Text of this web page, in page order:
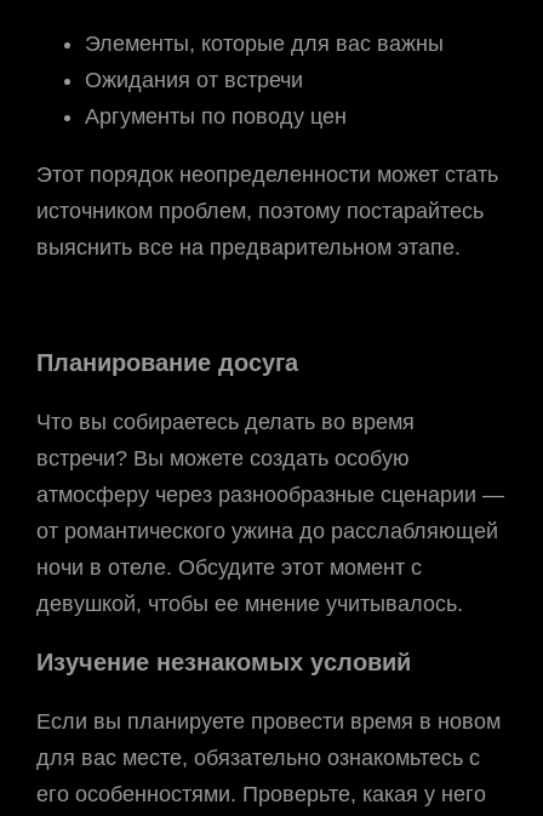
Элементы, которые для вас важны
Ожидания от встречи
Аргументы по поводу цен
Этот порядок неопределенности может стать
источником проблем, поэтому постарайтесь
выяснить все на предварительном этапе.
Планирование досуга
Что вы собираетесь делать во время
встречи? Вы можете создать особую
атмосферу через разнообразные сценарии —
от романтического ужина до расслабляющей
ночи в отеле. Обсудите этот момент с
девушкой, чтобы ее мнение учитывалось.
Изучение незнакомых условий
Если вы планируете провести время в новом
для вас месте, обязательно ознакомьтесь с
его особенностями. Проверьте, какая у него